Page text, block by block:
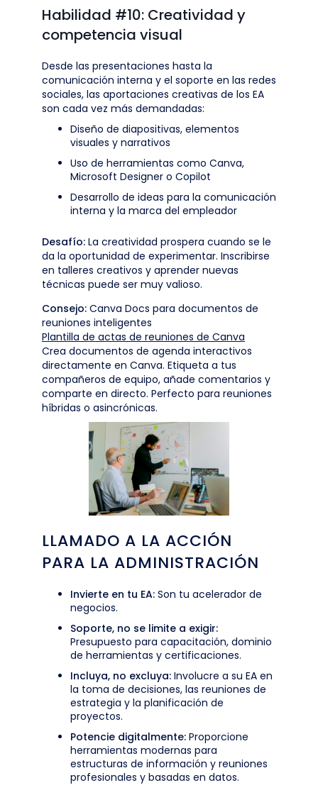
Habilidad #10: Creatividad y
competencia visual
Desde las presentaciones hasta la
comunicación interna y el soporte en las redes
sociales, las aportaciones creativas de los EA
son cada vez más demandadas:
Diseño de diapositivas, elementos
visuales y narrativos
Uso de herramientas como Canva,
Microsoft Designer o Copilot
Desarrollo de ideas para la comunicación
interna y la marca del empleador
Desafío: La creatividad prospera cuando se le
da la oportunidad de experimentar. Inscribirse
en talleres creativos y aprender nuevas
técnicas puede ser muy valioso.
Consejo: Canva Docs para documentos de
reuniones inteligentes
Plantilla de actas de reuniones de Canva
Crea documentos de agenda interactivos
directamente en Canva. Etiqueta a tus
compañeros de equipo, añade comentarios y
comparte en directo. Perfecto para reuniones
híbridas o asincrónicas.
LLAMADO A LA ACCIÓN
PARA LA ADMINISTRACIÓN
Invierte en tu EA: Son tu acelerador de
negocios.
Soporte, no se limite a exigir:
Presupuesto para capacitación, dominio
de herramientas y certificaciones.
Incluya, no excluya: Involucre a su EA en
la toma de decisiones, las reuniones de
estrategia y la planificación de
proyectos.
Potencie digitalmente: Proporcione
herramientas modernas para
estructuras de información y reuniones
profesionales y basadas en datos.